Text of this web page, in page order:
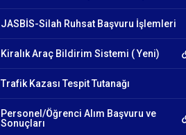
JASBİS-Silah Ruhsat Başvuru İşlemleri
Kiralık Araç Bildirim Sistemi ( Yeni)
Trafik Kazası Tespit Tutanağı
Personel/Öğrenci Alım Başvuru ve
Sonuçları